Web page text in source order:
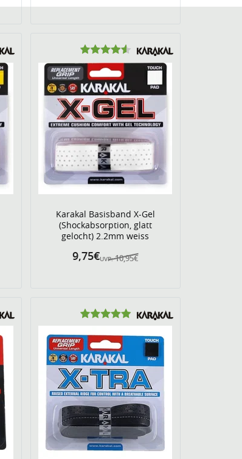
Karakal Basisband X-Gel
(Shockabsorption, glatt
gelocht) 2.2mm weiss
UVP: 10,95€
9,75€